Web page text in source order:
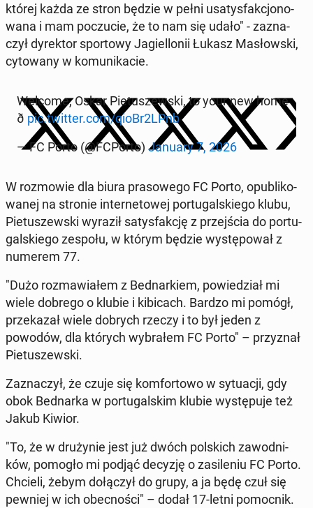
której każda ze stron będzie w pełni usa­tys­fak­cjo­no­
wa­na i mam po­czu­cie, że to nam się udało" - za­zna­
czył dy­rek­tor spor­to­wy Ja­giel­lo­nii Łukasz Ma­słow­ski,
cy­to­wa­ny w ko­mu­ni­ka­cie.
Welcome, Oskar Pie­tu­szew­ski, to your new home
ð pic.twitter.com/qioBr2LPnb
— FC Porto (@FCPorto) January 7, 2026
W roz­mo­wie dla biura pra­so­we­go FC Porto, opu­bli­ko­
wa­nej na stronie in­ter­ne­to­wej por­tu­gal­skie­go klubu,
Pie­tu­szew­ski wyraził sa­tys­fak­cję z przej­ścia do por­tu­
gal­skie­go zespołu, w którym będzie wy­stę­po­wał z
numerem 77.
"Dużo roz­ma­wia­łem z Bed­nar­kiem, po­wie­dział mi
wiele dobrego o klubie i ki­bi­cach. Bardzo mi pomógł,
prze­ka­zał wiele dobrych rzeczy i to był jeden z
powodów, dla których wy­bra­łem FC Porto" – przy­znał
Pie­tu­szew­ski.
Za­zna­czył, że czuje się kom­for­to­wo w sy­tu­acji, gdy
obok Bed­nar­ka w por­tu­gal­skim klubie wy­stę­pu­je też
Jakub Kiwior.
"To, że w dru­ży­nie jest już dwóch pol­skich za­wod­ni­
ków, pomogło mi podjąć decyzję o za­si­le­niu FC Porto.
Chcieli, żebym do­łą­czył do grupy, a ja będę czuł się
pewniej w ich obec­no­ści" – dodał 17-letni po­moc­nik.